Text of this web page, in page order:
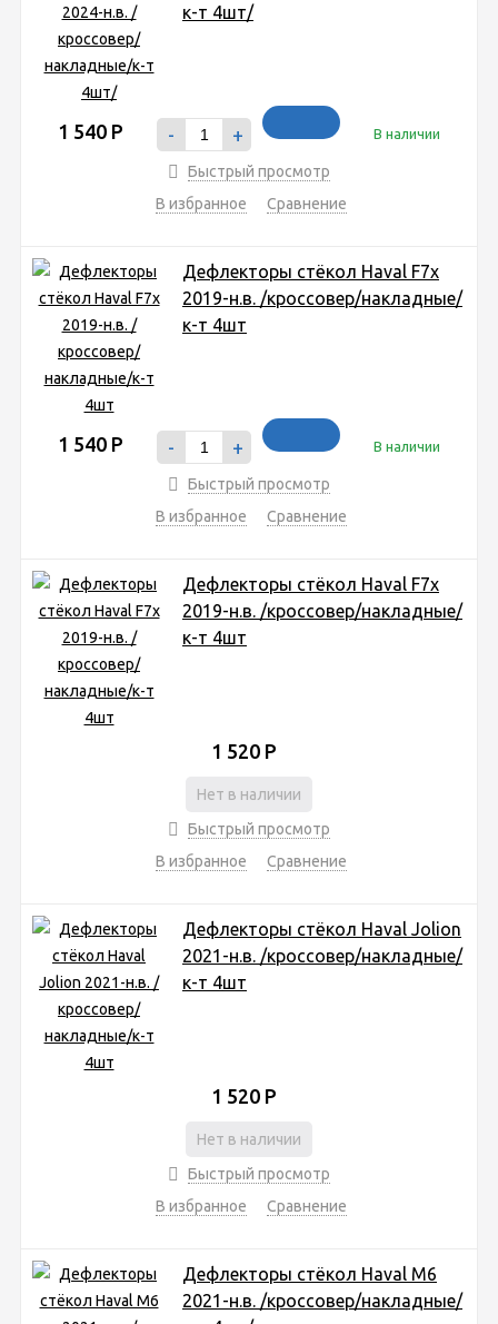
к-т 4шт/
1 540 Р - + В наличии
Быстрый просмотр
В избранное
Сравнение
Дефлекторы стёкол Haval F7x
2019-н.в. /кроссовер/накладные/
к-т 4шт
1 540 Р - + В наличии
Быстрый просмотр
В избранное
Сравнение
Дефлекторы стёкол Haval F7x
2019-н.в. /кроссовер/накладные/
к-т 4шт
1 520 Р
Нет в наличии
Быстрый просмотр
В избранное
Сравнение
Дефлекторы стёкол Haval Jolion
2021-н.в. /кроссовер/накладные/
к-т 4шт
1 520 Р
Нет в наличии
Быстрый просмотр
В избранное
Сравнение
Дефлекторы стёкол Haval M6
2021-н.в. /кроссовер/накладные/